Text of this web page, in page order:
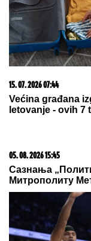
09. 07. 2026 09:20
Komfor po meri
Вучевић: Ђилас